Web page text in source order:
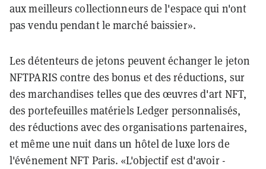
aux meilleurs collectionneurs de l'espace qui n'ont
pas vendu pendant le marché baissier».
Les détenteurs de jetons peuvent échanger le jeton
NFTPARIS contre des bonus et des réductions, sur
des marchandises telles que des œuvres d'art NFT,
des portefeuilles matériels Ledger personnalisés,
des réductions avec des organisations partenaires,
et même une nuit dans un hôtel de luxe lors de
l'événement NFT Paris. «L'objectif est d'avoir -